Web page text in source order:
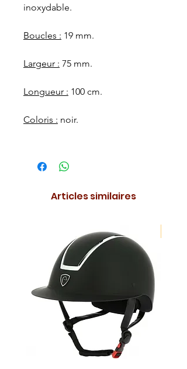
inoxydable.
Boucles : 19 mm.
Largeur : 75 mm.
Longueur : 100 cm.
Coloris : noir.
Articles similaires